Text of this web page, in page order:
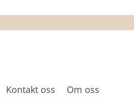
Kontakt oss Om oss